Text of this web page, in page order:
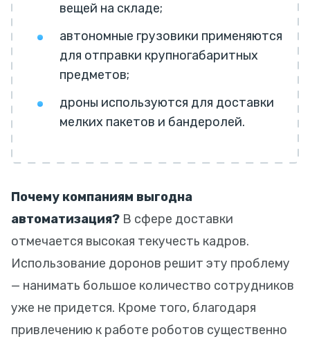
вещей на складе;
автономные грузовики применяются
для отправки крупногабаритных
предметов;
дроны используются для доставки
мелких пакетов и бандеролей.
Почему компаниям выгодна
автоматизация? В сфере доставки
отмечается высокая текучесть кадров.
Использование доронов решит эту проблему
— нанимать большое количество сотрудников
уже не придется. Кроме того, благодаря
привлечению к работе роботов существенно